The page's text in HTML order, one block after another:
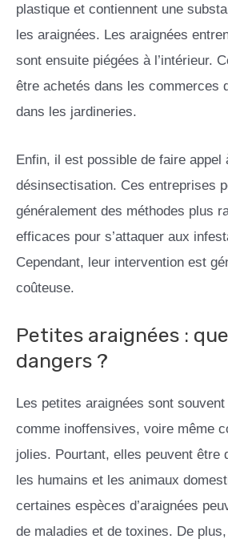
plastique et contiennent une
les araignées. Les araignées
sont ensuite piégées à l’intérieur.
être achetés dans les commerces
dans les jardineries.
Enfin, il est possible de faire appel
désinsectisation. Ces entreprises
généralement des méthodes plus
efficaces pour s’attaquer aux
Cependant, leur intervention est
coûteuse.
Petites araignées :
dangers ?
Les petites araignées sont
comme inoffensives, voire même
jolies. Pourtant, elles peuvent être
les humains et les animaux
certaines espèces d’araignées
de maladies et de toxines. De